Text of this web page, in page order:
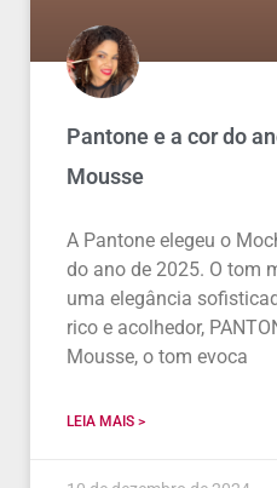
Pantone e a cor do
Mousse
A Pantone elegeu o
do ano de 2025. O tom
uma elegância
rico e acolhedor,
Mousse, o tom evoca
LEIA MAIS >